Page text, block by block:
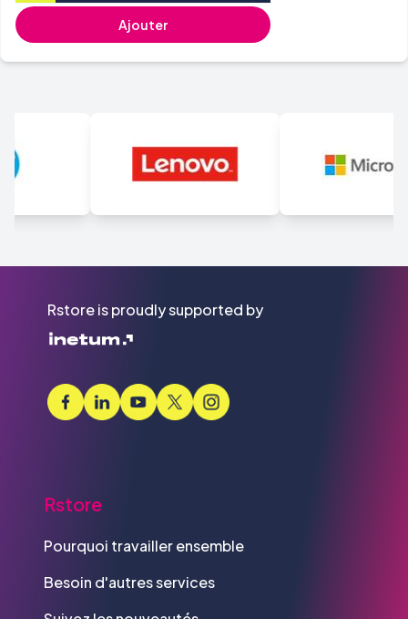
Ajouter
Rstore is proudly supported by
Rstore
Pourquoi travailler ensemble
Besoin d'autres services